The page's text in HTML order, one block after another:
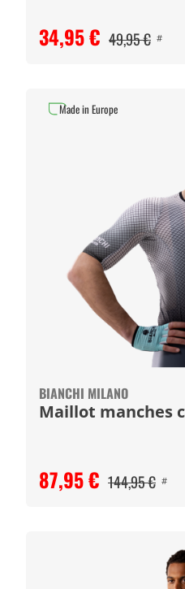
34,95 € 49,95 € #
BIANCHI MILANO
Maillot manches
87,95 € 144,95 € #
Made in Europe